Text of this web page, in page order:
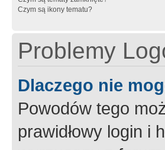
Czym są ikony tematu?
Problemy
Dlaczego nie
Powodów tego
prawidłowy login i